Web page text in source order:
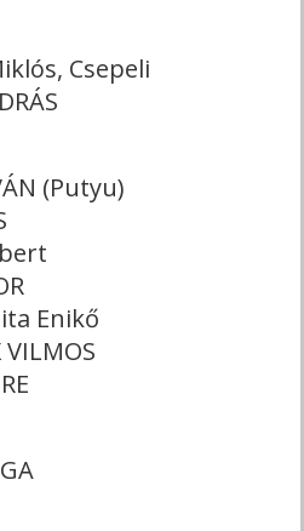
Csepeli
(Putyu)
Enikő
VILMOS